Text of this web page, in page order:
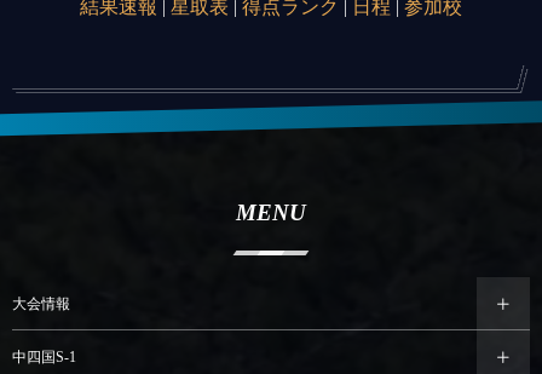
結果速報 | 星取表 | 得点ランク | 日程 | 参加校
MENU
大会情報
中四国S-1